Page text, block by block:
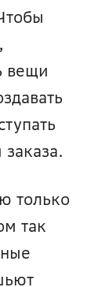
вещи
только
так